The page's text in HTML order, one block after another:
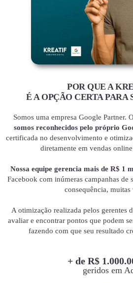
POR QUE A
É A OPÇÃO CERTA PARA
Somos uma empresa Google Partner.
somos reconhecidos pelo próprio
certificada no desenvolvimento e
diretamente em vendas
Nossa equipe gerencia mais de R$ 1
Facebook com inúmeras campanhas de
consequência, muitas
A otimização realizada pelos gerentes
avaliar e encontrar pontos que podem
fazendo com que seu resultado
+ de R$
geridos em